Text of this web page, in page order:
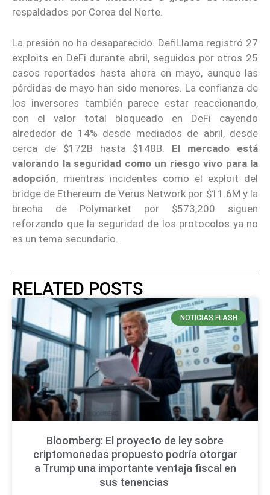
respaldados por Corea del Norte.
La presión no ha desaparecido. DefiLlama registró 27
exploits en DeFi durante abril, seguidos por otros 25
casos reportados hasta ahora en mayo, aunque las
pérdidas de mayo han sido menores. La confianza de
los inversores también parece estar reaccionando,
con el valor total bloqueado en DeFi cayendo
alrededor de 14% desde mediados de abril, desde
cerca de $172B hasta $148B. El mercado está
valorando la seguridad como un riesgo vivo para la
adopción, mientras incidentes como el exploit del
bridge de Ethereum de Verus Network por $11.6M y la
brecha de Polymarket por $573,200 siguen
reforzando que la seguridad de los protocolos ya no
es un tema secundario.
RELATED POSTS
NOTICIAS FLASH
Bloomberg: El proyecto de ley sobre
criptomonedas propuesto podría otorgar
a Trump una importante ventaja fiscal en
sus tenencias